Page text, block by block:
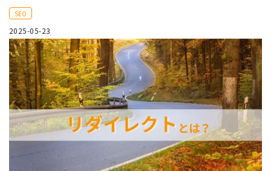
SEO
2025-05-23